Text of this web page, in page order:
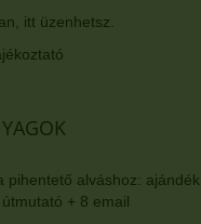
itt üzenhetsz.
pihentető alváshoz: ajándék
+ 8 email